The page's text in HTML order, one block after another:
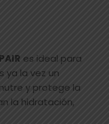
es ideal para
ya la vez un
y protege la
la hidratación,